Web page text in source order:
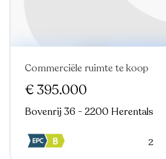
Commerciële ruimte te koop
€ 395.000
Bovenrij 36 - 2200 Herentals
2